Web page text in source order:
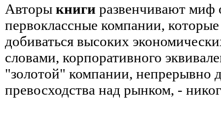
Авторы книги развенчивают миф
первоклассные компании,
добиваться высоких
словами, корпоративного
"золотой" компании, непрерывно
превосходства над рынком, -